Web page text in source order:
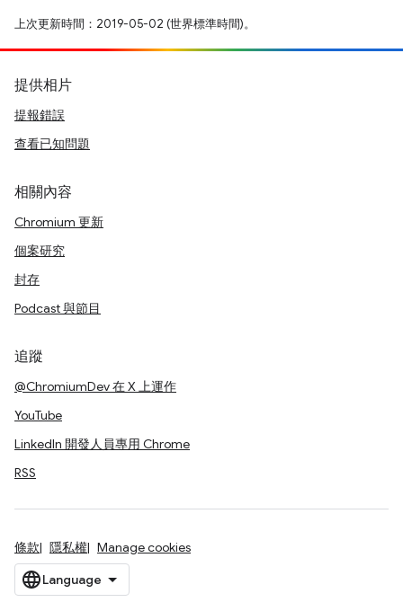
上次更新時間：2019-05-02 (世界標準時間)。
提供相片
提報錯誤
查看已知問題
相關內容
Chromium 更新
個案研究
封存
Podcast 與節目
追蹤
@ChromiumDev 在 X 上運作
YouTube
LinkedIn 開發人員專用 Chrome
RSS
條款 隱私權 Manage cookies